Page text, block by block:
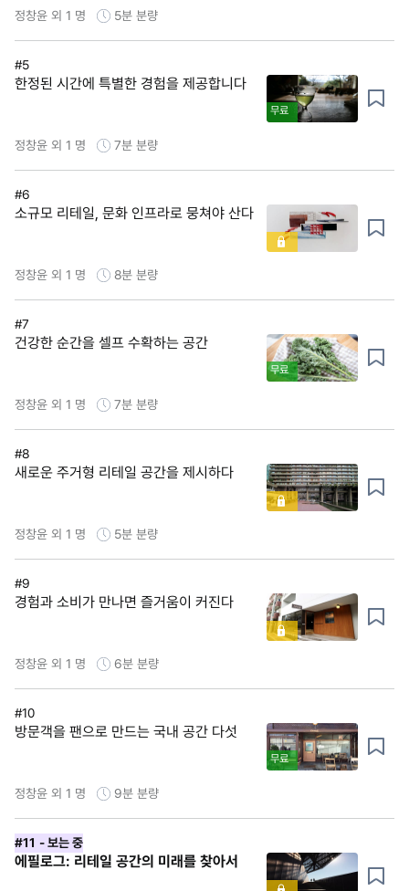
정창윤 외 1 명 5분 분량
#5
한정된 시간에 특별한 경험을 제공합니다
무료
정창윤 외 1 명 7분 분량
#6
소규모 리테일, 문화 인프라로 뭉쳐야 산다
정창윤 외 1 명 8분 분량
#7
건강한 순간을 셀프 수확하는 공간
무료
정창윤 외 1 명 7분 분량
#8
새로운 주거형 리테일 공간을 제시하다
정창윤 외 1 명 5분 분량
#9
경험과 소비가 만나면 즐거움이 커진다
정창윤 외 1 명 6분 분량
#10
방문객을 팬으로 만드는 국내 공간 다섯
무료
정창윤 외 1 명 9분 분량
#11 - 보는 중
에필로그: 리테일 공간의 미래를 찾아서